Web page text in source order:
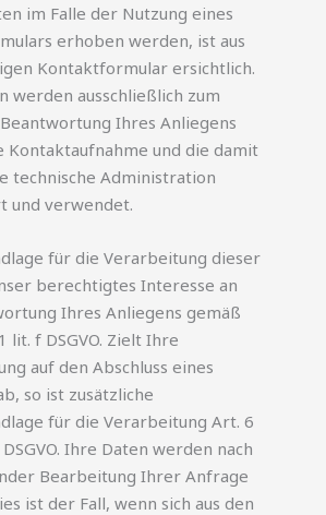
im Falle der Nutzung eines
erhoben werden, ist aus
Kontaktformular ersichtlich.
werden ausschließlich zum
Ihres Anliegens
Kontaktaufnahme und die damit
technische Administration
und verwendet.
für die Verarbeitung dieser
berechtigtes Interesse an
Ihres Anliegens gemäß
lit. f DSGVO. Zielt Ihre
auf den Abschluss eines
so ist zusätzliche
für die Verarbeitung Art. 6
Ihre Daten werden nach
Bearbeitung Ihrer Anfrage
ist der Fall, wenn sich aus den